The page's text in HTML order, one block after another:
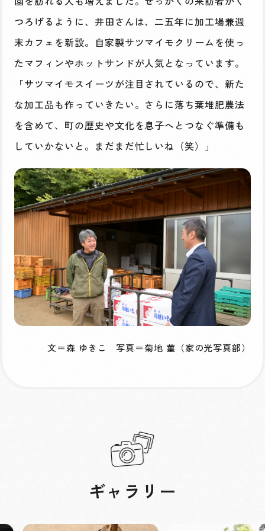
つろげるように、井田さんは、二五年に加工場兼週
末カフェを新設。自家製サツマイモクリームを使っ
たマフィンやホットサンドが人気となっています。
「サツマイモスイーツが注目されているので、新た
な加工品も作っていきたい。さらに落ち葉堆肥農法
を含めて、町の歴史や文化を息子へとつなぐ準備も
していかないと。まだまだ忙しいね（笑）」
文＝森 ゆきこ 写真＝菊地 菫（家の光写真部）
ギャラリー